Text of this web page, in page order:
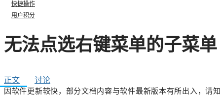
快捷操作
用户积分
无法点选右键菜单的子菜单
正文 讨论
因软件更新较快，部分文档内容与软件最新版本有所出入，请